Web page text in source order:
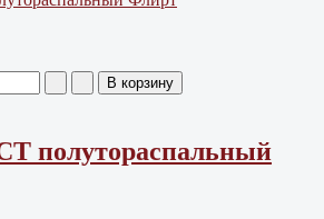
полутораспальный